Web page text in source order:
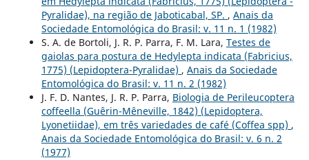
Pyralidae), na região de Jaboticabal, SP. , Anais da
Sociedade Entomológica do Brasil: v. 11 n. 1 (1982)
S. A. de Bortoli, J. R. P. Parra, F. M. Lara, Testes de
gaiolas para postura de Hedylepta indicata (Fabricius,
1775) (Lepidoptera-Pyralidae) , Anais da Sociedade
Entomológica do Brasil: v. 11 n. 2 (1982)
J. F. D. Nantes, J. R. P. Parra, Biologia de Perileucoptera
coffeella (Guêrin-Mêneville, 1842) (Lepidoptera,
Lyonetiidae), em três variedades de café (Coffea spp) ,
Anais da Sociedade Entomológica do Brasil: v. 6 n. 2
(1977)